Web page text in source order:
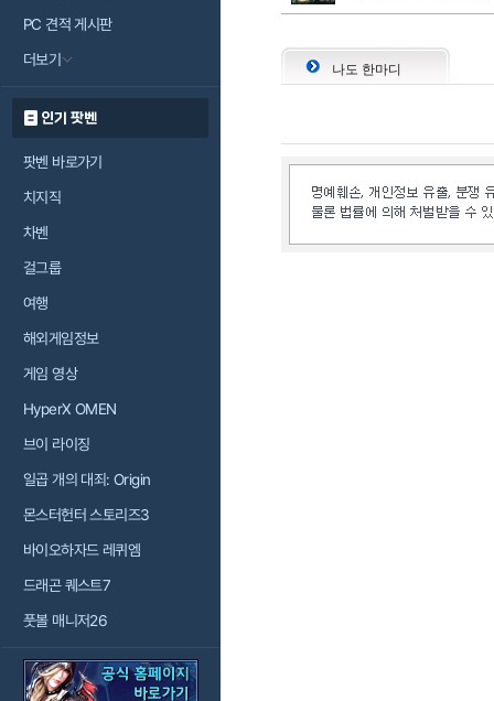
PC 견적 게시판
더보기
인기 팟벤
팟벤 바로가기
치지직
차벤
걸그룹
여행
해외게임정보
게임 영상
HyperX OMEN
브이 라이징
일곱 개의 대죄: Origin
몬스터헌터 스토리즈3
바이오하자드 레퀴엠
드래곤 퀘스트7
풋볼 매니저26
나도 한마디